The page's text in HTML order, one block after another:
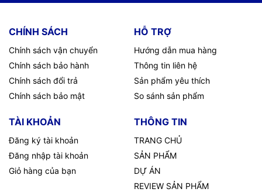
CHÍNH SÁCH
Chính sách vận chuyển
Chính sách bảo hành
Chính sách đổi trả
Chính sách bảo mật
HỖ TRỢ
Hướng dẫn mua hàng
Thông tin liên hệ
Sản phẩm yêu thích
So sánh sản phẩm
TÀI KHOẢN
Đăng ký tài khoản
Đăng nhập tài khoản
Giỏ hàng của bạn
THÔNG TIN
TRANG CHỦ
SẢN PHẨM
DỰ ÁN
REVIEW SẢN PHẨM